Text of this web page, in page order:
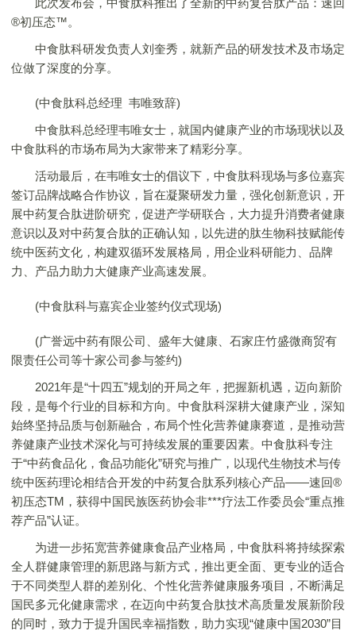
此次发布会，中食肽科推出了全新的中药复合肽产品：速回
®初压态™。
中食肽科研发负责人刘奎秀，就新产品的研发技术及市场定
位做了深度的分享。
(中食肽科总经理 韦唯致辞)
中食肽科总经理韦唯女士，就国内健康产业的市场现状以及
中食肽科的市场布局为大家带来了精彩分享。
活动最后，在韦唯女士的倡议下，中食肽科现场与多位嘉宾
签订品牌战略合作协议，旨在凝聚研发力量，强化创新意识，开
展中药复合肽进阶研究，促进产学研联合，大力提升消费者健康
意识以及对中药复合肽的正确认知，以先进的肽生物科技赋能传
统中医药文化，构建双循环发展格局，用企业科研能力、品牌
力、产品力助力大健康产业高速发展。
(中食肽科与嘉宾企业签约仪式现场)
(广誉远中药有限公司、盛年大健康、石家庄竹盛微商贸有
限责任公司等十家公司参与签约)
2021年是“十四五”规划的开局之年，把握新机遇，迈向新阶
段，是每个行业的目标和方向。中食肽科深耕大健康产业，深知
始终坚持品质与创新融合，布局个性化营养健康赛道，是推动营
养健康产业技术深化与可持续发展的重要因素。中食肽科专注
于“中药食品化，食品功能化”研究与推广，以现代生物技术与传
统中医药理论相结合开发的中药复合肽系列核心产品——速回®
初压态TM，获得中国民族医药协会非***疗法工作委员会“重点推
荐产品”认证。
为进一步拓宽营养健康食品产业格局，中食肽科将持续探索
全人群健康管理的新思路与新方式，推出更全面、更专业的适合
于不同类型人群的差别化、个性化营养健康服务项目，不断满足
国民多元化健康需求，在迈向中药复合肽技术高质量发展新阶段
的同时，致力于提升国民幸福指数，助力实现“健康中国2030”目